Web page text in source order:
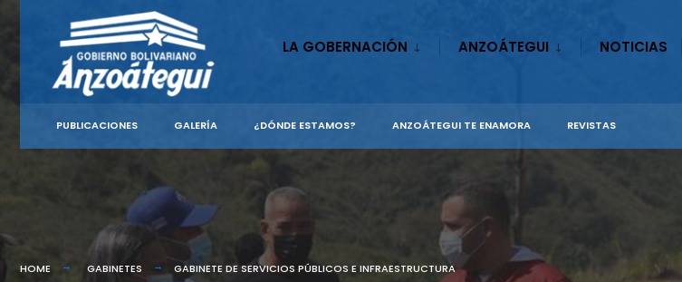
LA GOBERNACIÓN ANZOÁTEGUI NOTICIAS
PUBLICACIONES GALERÍA ¿DÓNDE ESTAMOS? ANZOÁTEGUI TE ENAMORA REVISTAS
HOME GABINETES GABINETE DE SERVICIOS PÚBLICOS E INFRAESTRUCTURA